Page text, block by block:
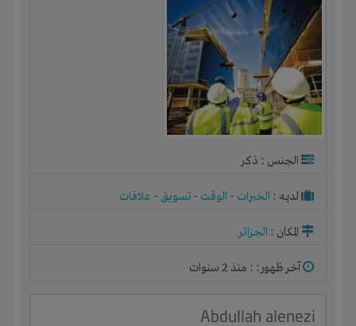
الجنس : ذكر
لديـه : الخبرات - الوقت - تسويق - علاقات
المكان : الجزائر
آخر ظهور: : منذ 2 سنوات
Abdullah alenezi